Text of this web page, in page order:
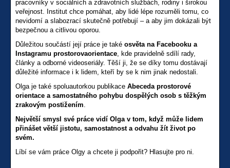
pracovníky v sociálních a zdravotních službách, rodiny i širokou
veřejnost. Institut chce pomáhat, aby lidé lépe rozuměli tomu, co
nevidomí a slabozrací skutečně potřebují – a aby jim dokázali být
bezpečnou a citlivou oporou.
Důležitou součástí její práce je také osvěta na Facebooku a
Instagramu prostorovaorientace, kde pravidelně sdílí rady,
články a odborné videoseriály. Těší ji, že se díky tomu dostávají
důležité informace i k lidem, kteří by se k nim jinak nedostali.
Olga je také spoluautorkou publikace Abeceda prostorové
orientace a samostatného pohybu dospělých osob s těžkým
zrakovým postižením.
Největší smysl své práce vidí Olga v tom, když může lidem
přinášet větší jistotu, samostatnost a odvahu žít život po
svém.
Líbí se vám práce Olgy a chcete ji podpořit? Hlasujte pro ni.